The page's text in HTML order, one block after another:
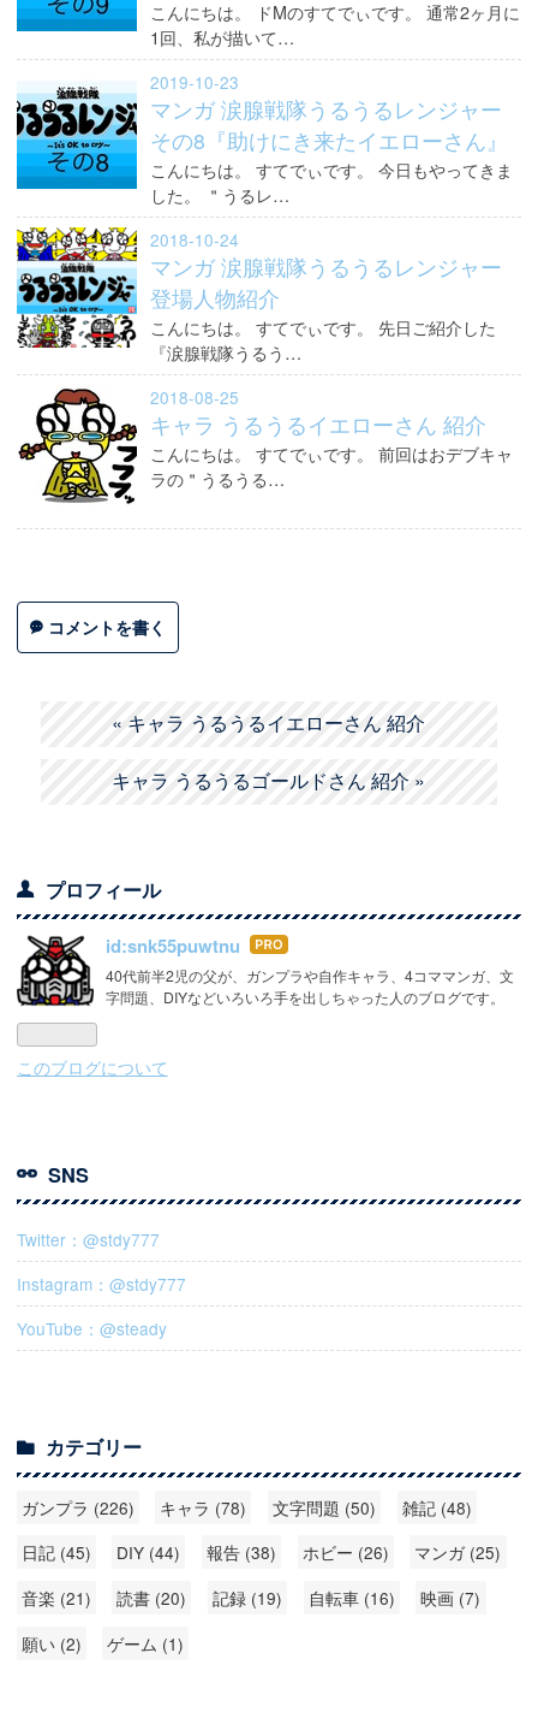
こんにちは。 ドMのすてでぃです。 通常2ヶ月に
1回、私が描いて…
2019-10-23
マンガ 涙腺戦隊うるうるレンジャー
その8『助けにき来たイエローさん』
こんにちは。 すてでぃです。 今日もやってきま
した。 ＂うるレ…
2018-10-24
マンガ 涙腺戦隊うるうるレンジャー
登場人物紹介
こんにちは。 すてでぃです。 先日ご紹介した
『涙腺戦隊うるう…
2018-08-25
キャラ うるうるイエローさん 紹介
こんにちは。 すてでぃです。 前回はおデブキャ
ラの＂うるうる…
コメントを書く
« キャラ うるうるイエローさん 紹介
キャラ うるうるゴールドさん 紹介 »
プロフィール
id:snk55puwtnu はて
なブ
ログ
40代前半2児の父が、ガンプラや自作キャラ、4コママンガ、文
字問題、DIYなどいろいろ手を出しちゃった人のブログです。
このブログについて
SNS
Twitter：@stdy777
Instagram：@stdy777
YouTube：@steady
カテゴリー
ガンプラ (226) キャラ (78) 文字問題 (50)
雑記 (48)
日記 (45)
DIY (44) 報告 (38) ホビー (26)
マンガ (25)
音楽 (21)
読書 (20) 記録 (19) 自転車 (16)
映画 (7)
願い (2)
ゲーム (1)